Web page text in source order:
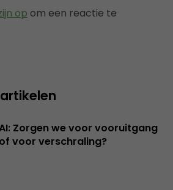
op om een reactie te
Zorgen we voor vooruitgang
of voor verschraling?